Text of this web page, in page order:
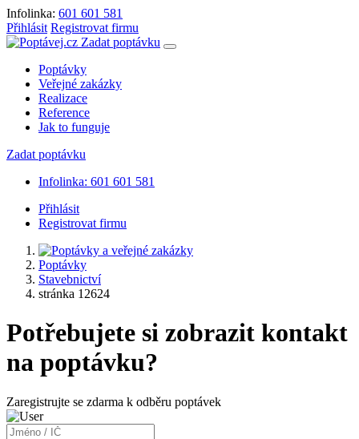
Infolinka: 601 601 581
Přihlásit Registrovat firmu
Zadat poptávku
Poptávky
Veřejné zakázky
Realizace
Reference
Jak to funguje
Zadat poptávku
Infolinka: 601 601 581
Přihlásit
Registrovat firmu
Poptávky
Stavebnictví
stránka 12624
Potřebujete si zobrazit kontakt
na poptávku?
Zaregistrujte se zdarma k odběru poptávek